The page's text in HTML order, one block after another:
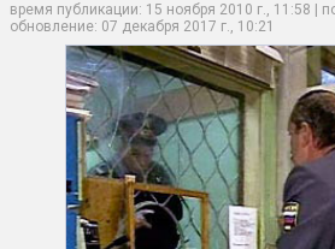
время публикации: 15 ноября 2010 г., 11:58 |
обновление: 07 декабря 2017 г., 10:21